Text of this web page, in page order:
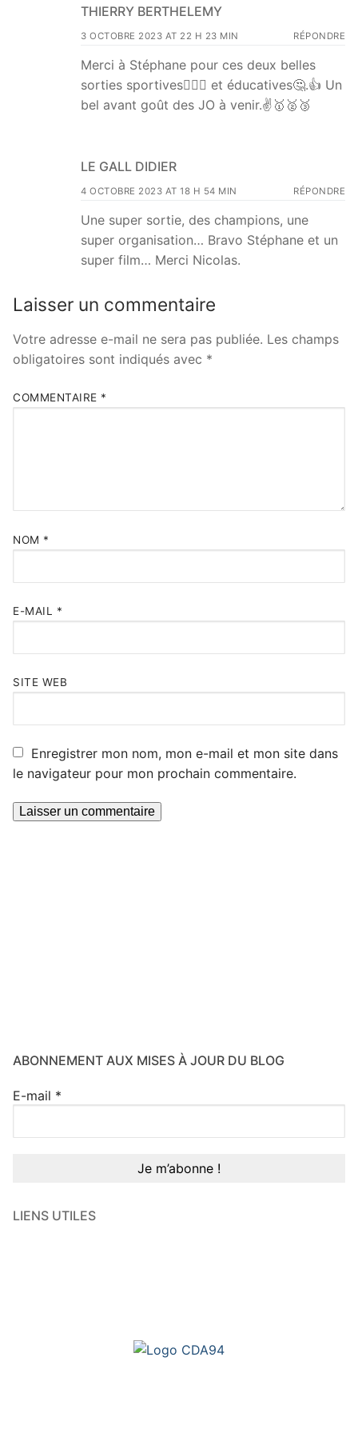
THIERRY BERTHELEMY
3 OCTOBRE 2023 AT 22 H 23 MIN RÉPONDRE
Merci à Stéphane pour ces deux belles
sorties sportives🏃🏼‍♂️ et éducatives🤔.👍 Un
bel avant goût des JO à venir.✌️🥇🥈🥉
LE GALL DIDIER
4 OCTOBRE 2023 AT 18 H 54 MIN RÉPONDRE
Une super sortie, des champions, une
super organisation… Bravo Stéphane et un
super film… Merci Nicolas.
Laisser un commentaire
Votre adresse e-mail ne sera pas publiée. Les champs
obligatoires sont indiqués avec *
COMMENTAIRE *
NOM *
E-MAIL *
SITE WEB
Enregistrer mon nom, mon e-mail et mon site dans
le navigateur pour mon prochain commentaire.
ABONNEMENT AUX MISES À JOUR DU BLOG
E-mail *
LIENS UTILES